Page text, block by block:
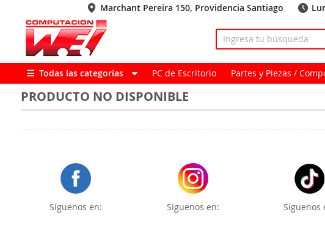
Marchant Pereira 150, Providencia Santiago
Todas las categorías PC de Escritorio Partes y Piezas /
PRODUCTO NO DISPONIBLE
Síguenos en: Síguenos en: Síguenos